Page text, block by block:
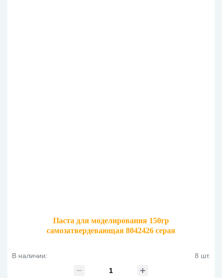
Паста для моделирования 150гр
самозатвердевающая 8042426 серая
В наличии: 8 шт.